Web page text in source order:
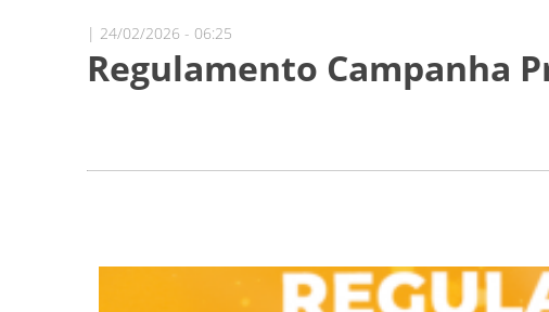
| 24/02/2026 - 06:25
Regulamento Campanha